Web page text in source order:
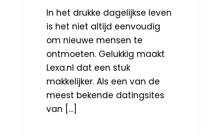
In het drukke dagelijkse leven
is het niet altijd eenvoudig
om nieuwe mensen te
ontmoeten. Gelukkig maakt
Lexa.nl dat een stuk
makkelijker. Als een van de
meest bekende datingsites
van […]